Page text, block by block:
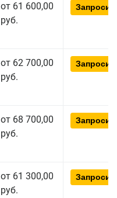
от 61 600,00
руб.
от 62 700,00
руб.
от 68 700,00
руб.
от 61 300,00
руб.